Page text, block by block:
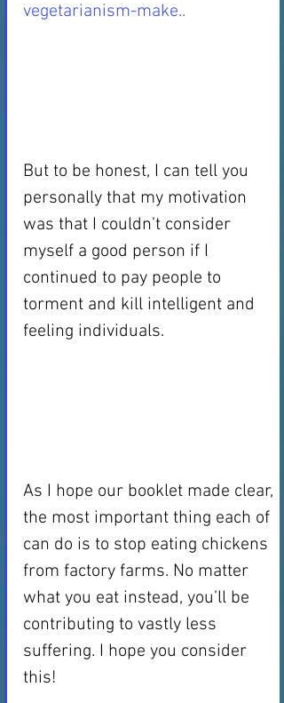
vegetarianism-make..
But to be honest, I can tell you
personally that my motivation
was that I couldn’t consider
myself a good person if I
continued to pay people to
torment and kill intelligent and
feeling individuals.
As I hope our booklet made clear,
the most important thing each of
can do is to stop eating chickens
from factory farms. No matter
what you eat instead, you’ll be
contributing to vastly less
suffering. I hope you consider
this!